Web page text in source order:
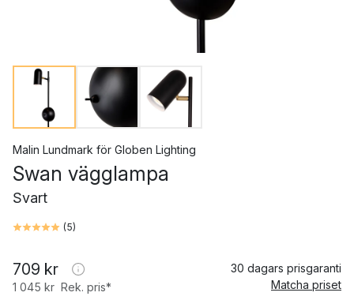
Malin Lundmark för Globen Lighting
Swan vägglampa
Svart
(5)
709 kr
1 045 kr Rek. pris*
30 dagars prisgaranti
Matcha priset